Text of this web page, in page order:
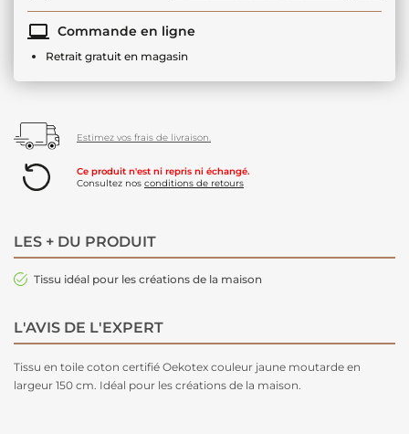
Commande en ligne
Retrait gratuit en magasin
Estimez vos frais de livraison.
Ce produit n'est ni repris ni échangé.
Consultez nos conditions de retours
LES + DU PRODUIT
Tissu idéal pour les créations de la maison
L'AVIS DE L'EXPERT
Tissu en toile coton certifié Oekotex couleur jaune moutarde en
largeur 150 cm. Idéal pour les créations de la maison.